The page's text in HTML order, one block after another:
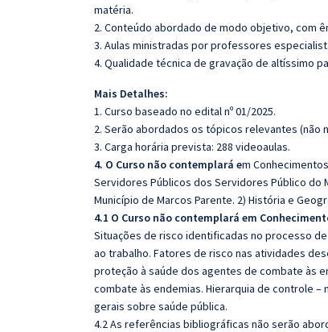
matéria.
2. Conteúdo abordado de modo objetivo, com
3. Aulas ministradas por professores
4. Qualidade técnica de gravação de altíssimo
Mais Detalhes:
1. Curso baseado no edital nº 01/2025.
2. Serão abordados os tópicos relevantes
3. Carga horária prevista: 288 videoaulas.
4. O Curso não contemplará em
Servidores Públicos dos Servidores Público do
Município de Marcos Parente. 2) História e
4.1 O Curso não contemplará em
Situações de risco identificadas no processo
ao trabalho. Fatores de risco nas atividades
proteção à saúde dos agentes de combate às
combate às endemias. Hierarquia de controle
gerais sobre saúde pública.
4.2 As referências bibliográficas não serão